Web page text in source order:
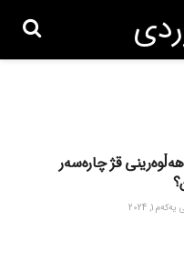
قژ چارەسەر
1, 2024